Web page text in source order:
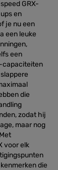
GRX-
en
je nu een
een leuke
een
capaciteiten
die
zodat hij
maar nog
voor elk
die